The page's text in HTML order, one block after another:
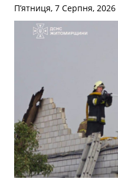
П’ятниця, 7 Серпня, 2026